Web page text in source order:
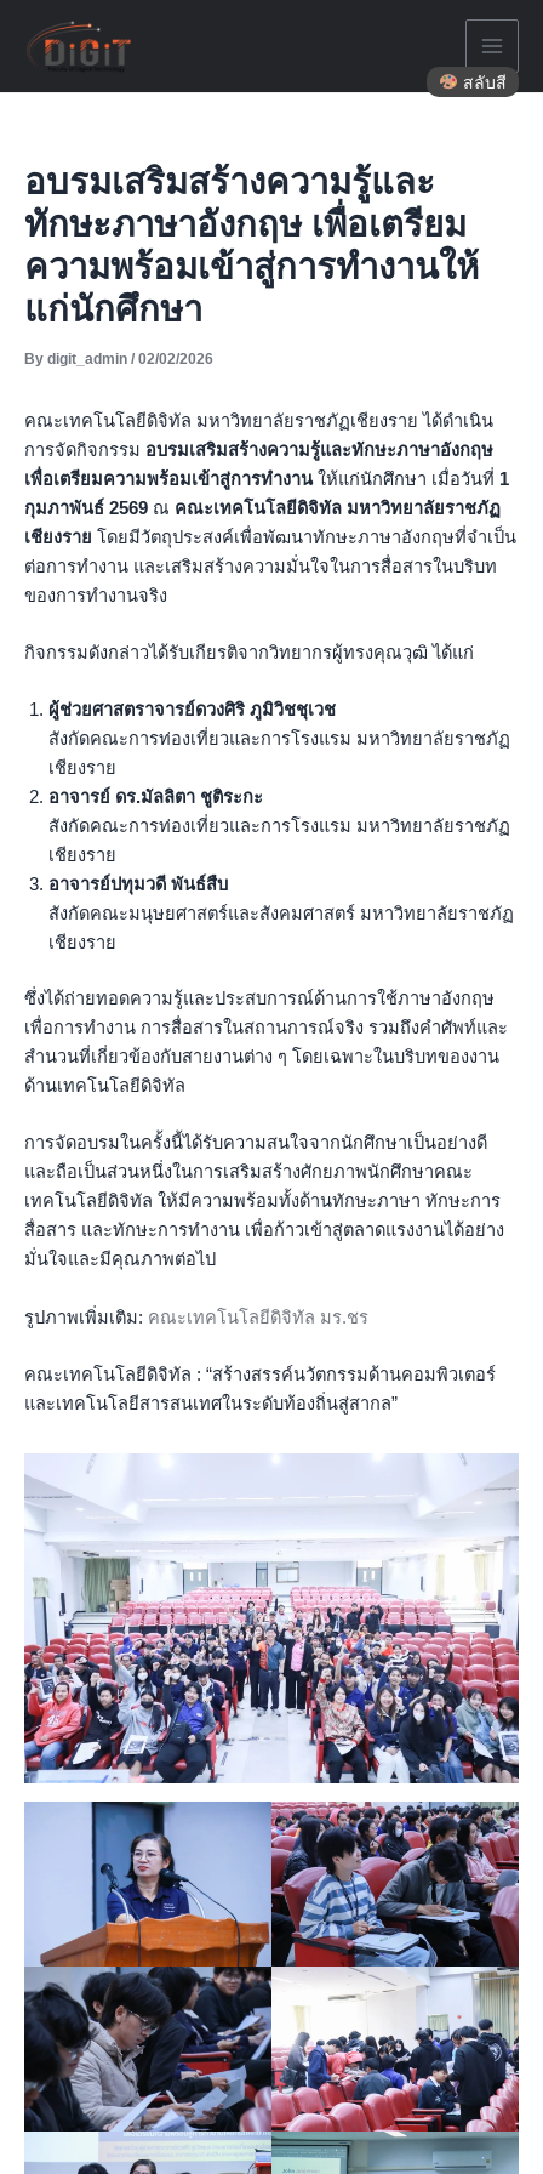
content
อบรมเสริมสร้างความรู้และ
ทักษะภาษาอังกฤษ เพื่อเตรียม
ความพร้อมเข้าสู่การทำงานให้
แก่นักศึกษา
By digit_admin / 02/02/2026
คณะเทคโนโลยีดิจิทัล มหาวิทยาลัยราชภัฏเชียงราย ได้ดำเนิน
การจัดกิจกรรม อบรมเสริมสร้างความรู้และทักษะภาษาอังกฤษ
เพื่อเตรียมความพร้อมเข้าสู่การทำงานให้แก่นักศึกษา เมื่อวันที่ 1
กุมภาพันธ์ 2569 ณ คณะเทคโนโลยีดิจิทัล มหาวิทยาลัยราชภัฏ
เชียงราย โดยมีวัตถุประสงค์เพื่อพัฒนาทักษะภาษาอังกฤษที่จำเป็น
ต่อการทำงาน และเสริมสร้างความมั่นใจในการสื่อสารในบริบท
ของการทำงานจริง
กิจกรรมดังกล่าวได้รับเกียรติจากวิทยากรผู้ทรงคุณวุฒิ ได้แก่
ผู้ช่วยศาสตราจารย์ดวงศิริ ภูมิวิชชุเวช
สังกัดคณะการท่องเที่ยวและการโรงแรม มหาวิทยาลัยราชภัฏ
เชียงราย
อาจารย์ ดร.มัลลิตา ชูติระกะ
สังกัดคณะการท่องเที่ยวและการโรงแรม มหาวิทยาลัยราชภัฏ
เชียงราย
อาจารย์ปทุมวดี พันธ์สืบ
สังกัดคณะมนุษยศาสตร์และสังคมศาสตร์ มหาวิทยาลัยราชภัฏ
เชียงราย
ซึ่งได้ถ่ายทอดความรู้และประสบการณ์ด้านการใช้ภาษาอังกฤษ
เพื่อการทำงาน การสื่อสารในสถานการณ์จริง รวมถึงคำศัพท์และ
สำนวนที่เกี่ยวข้องกับสายงานต่าง ๆ โดยเฉพาะในบริบทของงาน
ด้านเทคโนโลยีดิจิทัล
การจัดอบรมในครั้งนี้ได้รับความสนใจจากนักศึกษาเป็นอย่างดี
และถือเป็นส่วนหนึ่งในการเสริมสร้างศักยภาพนักศึกษาคณะ
เทคโนโลยีดิจิทัล ให้มีความพร้อมทั้งด้านทักษะภาษา ทักษะการ
สื่อสาร และทักษะการทำงาน เพื่อก้าวเข้าสู่ตลาดแรงงานได้อย่าง
มั่นใจและมีคุณภาพต่อไป
รูปภาพเพิ่มเติม: คณะเทคโนโลยีดิจิทัล มร.ชร
คณะเทคโนโลยีดิจิทัล : “สร้างสรรค์นวัตกรรมด้านคอมพิวเตอร์
และเทคโนโลยีสารสนเทศในระดับท้องถิ่นสู่สากล”
สลับสี